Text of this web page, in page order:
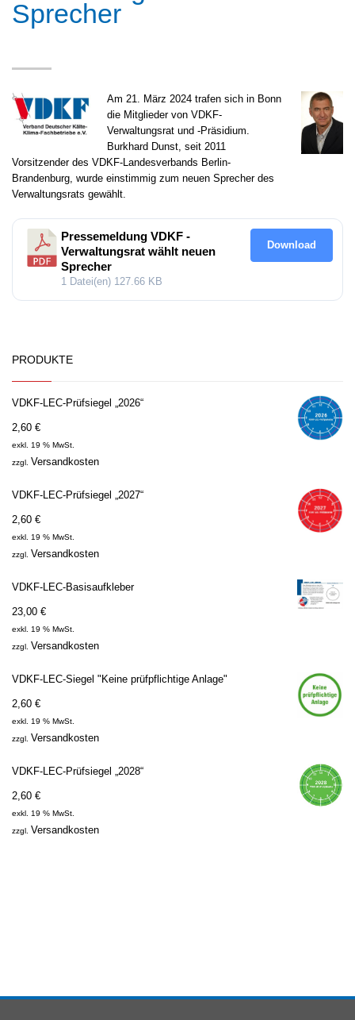
Sprecher
Am 21. März 2024 trafen sich in Bonn
die Mitglieder von VDKF-
Verwaltungsrat und -Präsidium.
Burkhard Dunst, seit 2011
Vorsitzender des VDKF-Landesverbands Berlin-
Brandenburg, wurde einstimmig zum neuen Sprecher des
Verwaltungsrats gewählt.
Pressemeldung VDKF -
Verwaltungsrat wählt neuen
Sprecher
1 Datei(en) 127.66 KB
Download
PRODUKTE
VDKF-LEC-Prüfsiegel „2026“
2,60 €
exkl. 19 % MwSt.
zzgl. Versandkosten
VDKF-LEC-Prüfsiegel „2027“
2,60 €
exkl. 19 % MwSt.
zzgl. Versandkosten
VDKF-LEC-Basisaufkleber
23,00 €
exkl. 19 % MwSt.
zzgl. Versandkosten
VDKF-LEC-Siegel "Keine prüfpflichtige Anlage"
2,60 €
exkl. 19 % MwSt.
zzgl. Versandkosten
VDKF-LEC-Prüfsiegel „2028“
2,60 €
exkl. 19 % MwSt.
zzgl. Versandkosten